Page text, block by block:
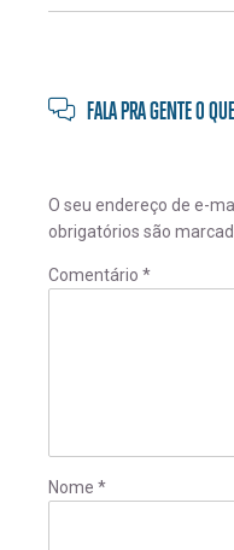
FALA PRA GENTE O
O seu endereço de e-
obrigatórios são
Comentário *
Nome *